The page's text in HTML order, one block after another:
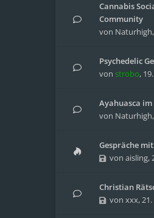
Cannabis
Community
von Naturhigh,
Psychedelic
von strobo,
Ayahuasca im
von Naturhigh,
Gespräche
von aisling,
Christian
von xxx,